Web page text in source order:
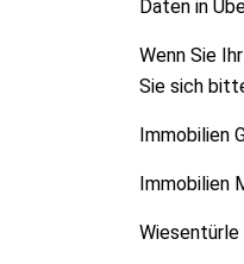
Daten in
Wenn Sie
Sie sich
Immobilien
Immobilien
Wiesentürle